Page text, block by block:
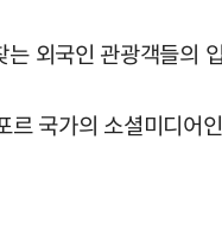
외국인 관광객들의
국가의 소셜미디어